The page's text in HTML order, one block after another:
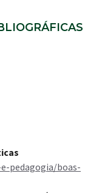
pedagogia/boas-